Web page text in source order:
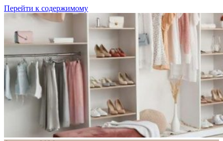
Перейти к содержимому